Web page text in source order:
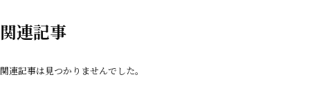
関連記事
関連記事は見つかりませんでした。